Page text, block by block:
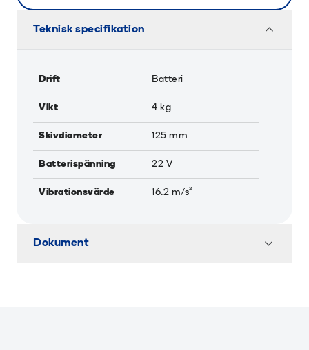
Teknisk specifikation
Drift Batteri
Vikt 4 kg
Skivdiameter 125 mm
Batterispänning 22 V
Vibrationsvärde 16.2 m/s²
Dokument